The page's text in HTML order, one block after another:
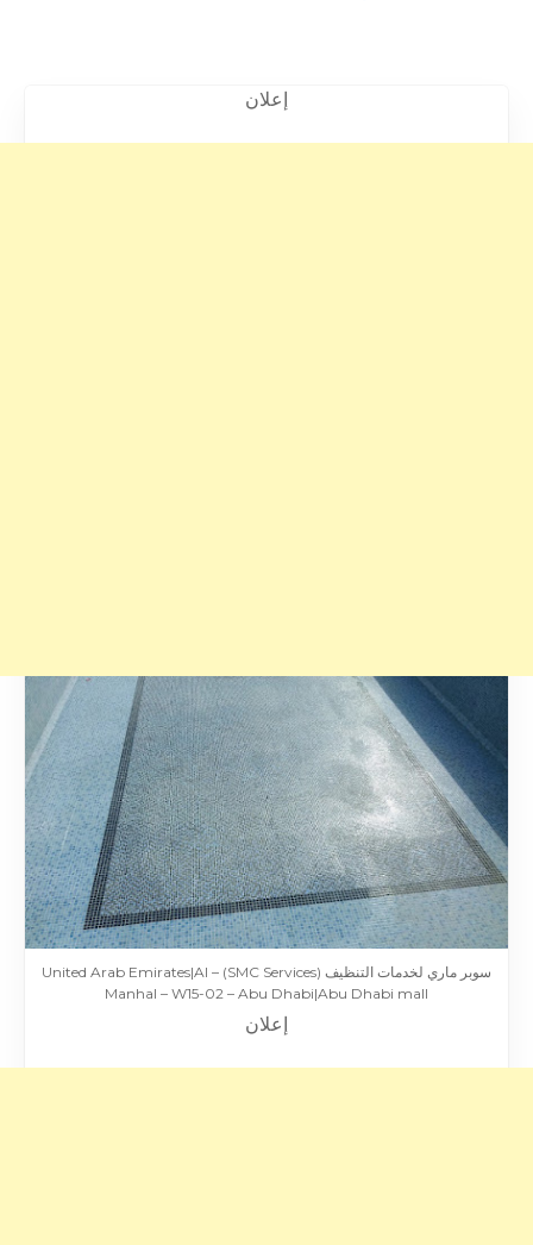
إعلان
سوبر ماري لخدمات التنظيف (SMC Services) – United Arab Emirates|Al
Manhal – W15-02 – Abu Dhabi|Abu Dhabi mall
إعلان